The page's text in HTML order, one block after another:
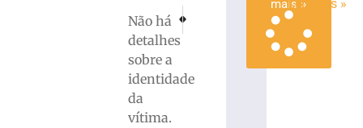
Não há
detalhes
sobre a
identidade
da
vítima.
Mecânico morre após ser atingido
PRÓXIMO
Grave acidente de caminhão deixa uma
mais »Ler mais »